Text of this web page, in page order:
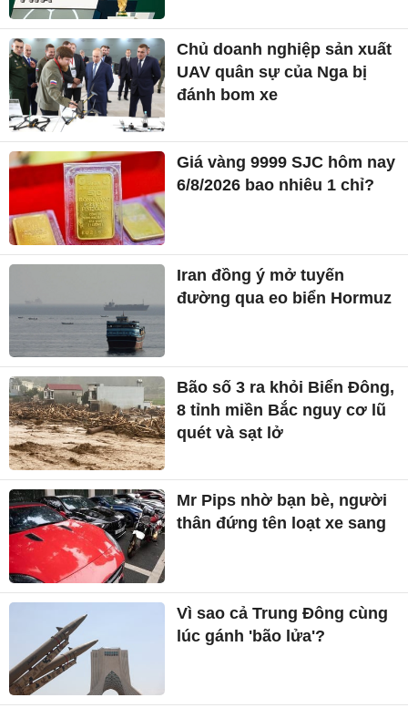
Chủ doanh nghiệp sản xuất
UAV quân sự của Nga bị
đánh bom xe
Giá vàng 9999 SJC hôm nay
6/8/2026 bao nhiêu 1 chỉ?
Iran đồng ý mở tuyến
đường qua eo biển Hormuz
Bão số 3 ra khỏi Biển Đông,
8 tỉnh miền Bắc nguy cơ lũ
quét và sạt lở
Mr Pips nhờ bạn bè, người
thân đứng tên loạt xe sang
Vì sao cả Trung Đông cùng
lúc gánh 'bão lửa'?